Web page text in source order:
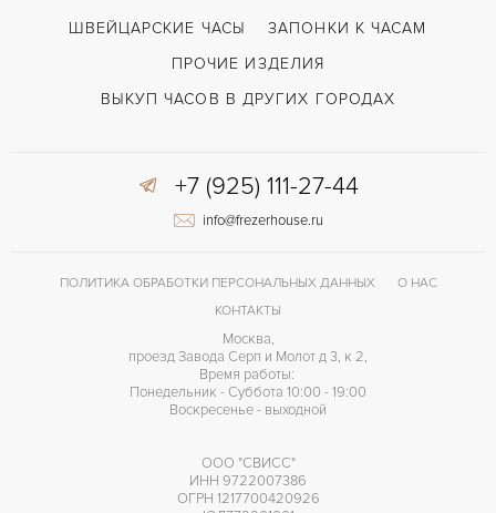
ВОЗМОЖНОСТИ ДОСТАВКИ С документами, С футляром
ЦВЕТ БРАСЛЕТА
ШВЕЙЦАРСКИЕ ЧАСЫ
ЗАПОНКИ К ЧАСАМ
ПРОЧИЕ ИЗДЕЛИЯ
ВЫКУП ЧАСОВ В ДРУГИХ ГОРОДАХ
+7 (925) 111-27-44
info@frezerhouse.ru
ПОЛИТИКА ОБРАБОТКИ ПЕРСОНАЛЬНЫХ ДАННЫХ
О НАС
КОНТАКТЫ
Москва,
проезд Завода Серп и Молот д 3, к 2,
Время работы:
Понедельник - Суббота 10:00 - 19:00
Воскресенье - выходной
ООО "СВИСС"
ИНН 9722007386
ОГРН 1217700420926